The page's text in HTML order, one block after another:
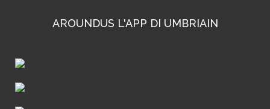
AROUNDUS L'APP DI UMBRIAIN